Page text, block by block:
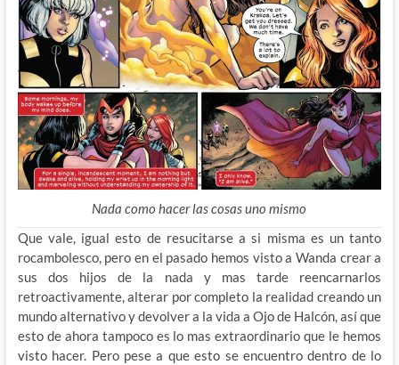
Nada como hacer las cosas uno mismo
Que vale, igual esto de resucitarse a si misma es un tanto
rocambolesco, pero en el pasado hemos visto a Wanda crear a
sus dos hijos de la nada y mas tarde reencarnarlos
retroactivamente, alterar por completo la realidad creando un
mundo alternativo y devolver a la vida a Ojo de Halcón, así que
esto de ahora tampoco es lo mas extraordinario que le hemos
visto hacer. Pero pese a que esto se encuentro dentro de lo